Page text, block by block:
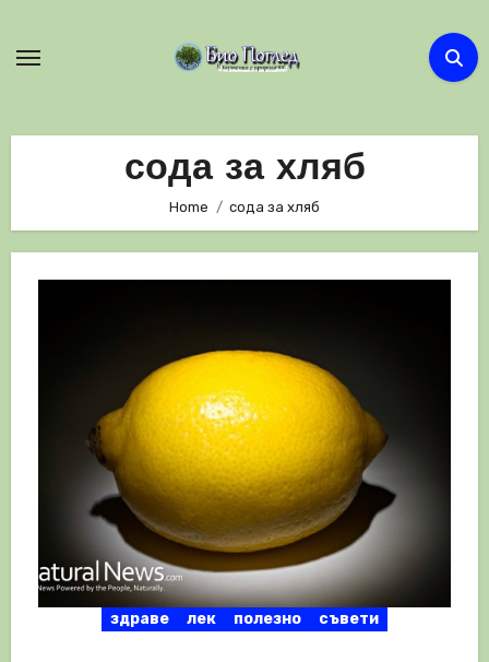
сода за хляб
Home сода за хляб
здраве лек полезно съвети